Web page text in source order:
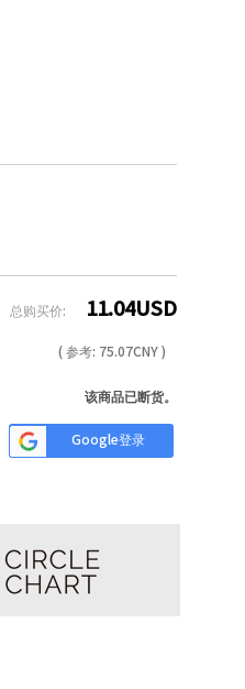
总购买价: 11.04USD
( 参考: 75.07CNY )
该商品已断货。
Google登录